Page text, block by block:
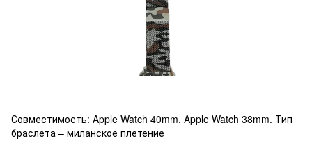
Совместимость: Apple Watch 40mm, Apple Watch 38mm. Тип
браслета – миланское плетение